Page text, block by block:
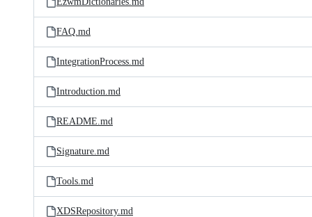
FAQ.md
IntegrationProcess.md
Introduction.md
README.md
Signature.md
Tools.md
XDSRepository.md